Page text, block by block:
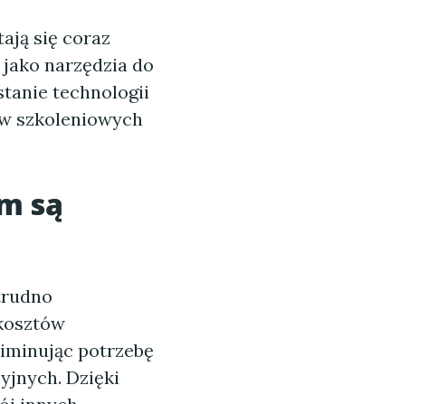
się coraz
narzędzia do
technologii
szkoleniowych
są
potrzebę
Dzięki